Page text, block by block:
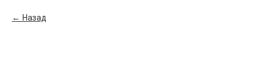
Назад